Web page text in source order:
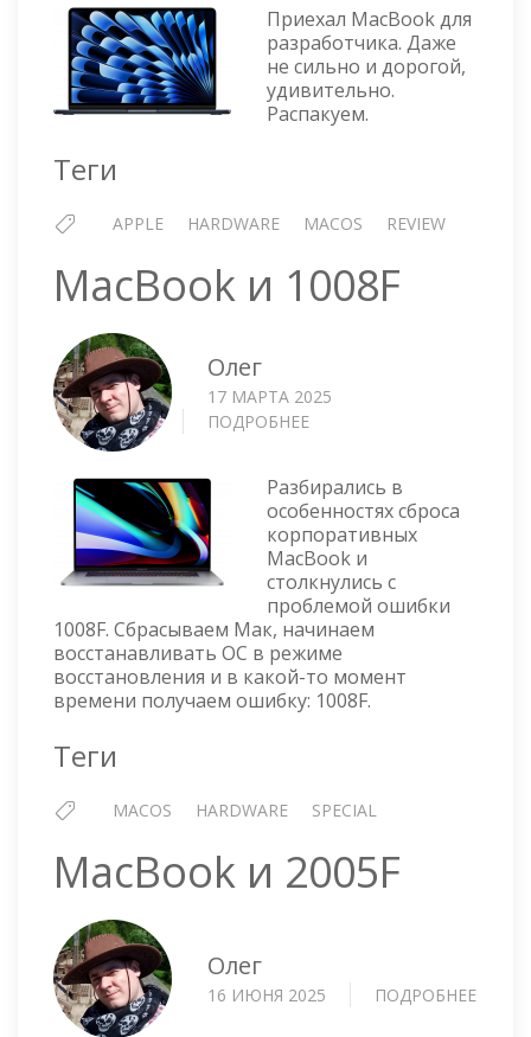
AIR
13-
INCH
A3113
Приехал MacBook для
разработчика. Даже
не сильно и дорогой,
удивительно.
Распакуем.
Теги
APPLE HARDWARE MACOS REVIEW
MacBook и 1008F
Олег
17 МАРТА 2025
ПОДРОБНЕЕ
1008F
Разбирались в
особенностях сброса
корпоративных
MacBook и
столкнулись с
проблемой ошибки
1008F. Сбрасываем Мак, начинаем
восстанавливать ОС в режиме
восстановления и в какой-то момент
времени получаем ошибку: 1008F.
Теги
MACOS HARDWARE SPECIAL
MacBook и 2005F
Олег
16 ИЮНЯ 2025 ПОДРОБНЕЕ